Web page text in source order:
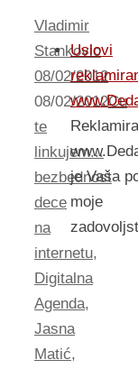
Vladimir
Stankovic
08/02/2012
08/02/2012Cu
te
linkujem...
bezbednost
dece
na
internetu,
Digitalna
Agenda,
Jasna
Matić,
Uslovi
je Vaša
moje